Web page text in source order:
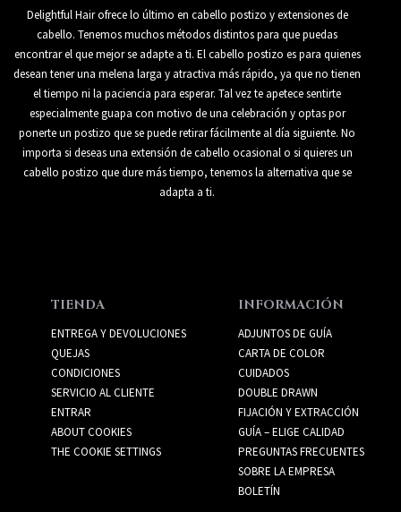
Delightful Hair ofrece lo último en cabello postizo y extensiones de
cabello. Tenemos muchos métodos distintos para que puedas
encontrar el que mejor se adapte a ti. El cabello postizo es para quienes
desean tener una melena larga y atractiva más rápido, ya que no tienen
el tiempo ni la paciencia para esperar. Tal vez te apetece sentirte
especialmente guapa con motivo de una celebración y optas por
ponerte un postizo que se puede retirar fácilmente al día siguiente. No
importa si deseas una extensión de cabello ocasional o si quieres un
cabello postizo que dure más tiempo, tenemos la alternativa que se
adapta a ti.
TIENDA
ENTREGA Y DEVOLUCIONES
QUEJAS
CONDICIONES
SERVICIO AL CLIENTE
ENTRAR
ABOUT COOKIES
THE COOKIE SETTINGS
INFORMACIÓN
ADJUNTOS DE GUÍA
CARTA DE COLOR
CUIDADOS
DOUBLE DRAWN
FIJACIÓN Y EXTRACCIÓN
GUÍA – ELIGE CALIDAD
PREGUNTAS FRECUENTES
SOBRE LA EMPRESA
BOLETÍN